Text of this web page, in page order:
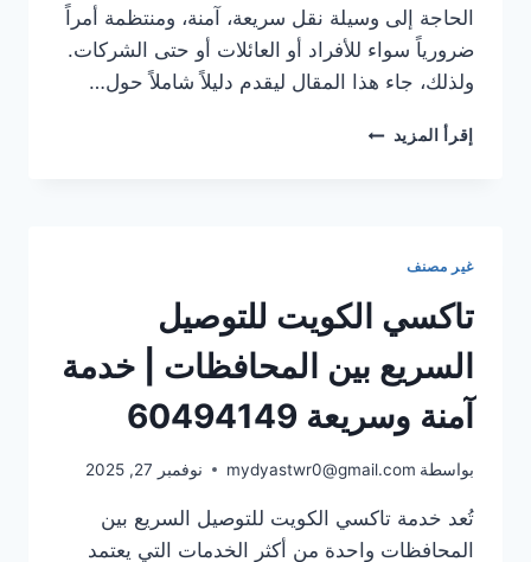
الحاجة إلى وسيلة نقل سريعة، آمنة، ومنتظمة أمراً
ضرورياً سواء للأفراد أو العائلات أو حتى الشركات.
ولذلك، جاء هذا المقال ليقدم دليلاً شاملاً حول…
إقرأ المزيد تاكسي
وآمنة
على
الساعة
غير مصنف
تاكسي الكويت للتوصيل
السريع بين المحافظات | خدمة
آمنة وسريعة 60494149
بواسطة mydyastwr0@gmail.com نوفمبر 27, 2025
تُعد خدمة تاكسي الكويت للتوصيل السريع بين
المحافظات واحدة من أكثر الخدمات التي يعتمد